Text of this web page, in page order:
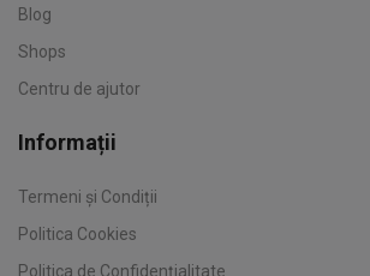
Blog
Shops
Centru de ajutor
Informații
Termeni și Condiții
Politica Cookies
Politica de Confidențialitate